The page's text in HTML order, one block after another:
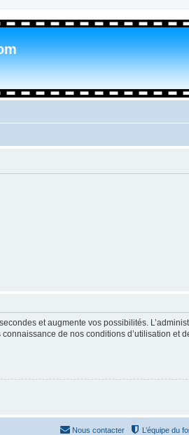
et augmente vos possibilités.
de nos conditions d’utilisation et
L’équipe du
Nous contacter